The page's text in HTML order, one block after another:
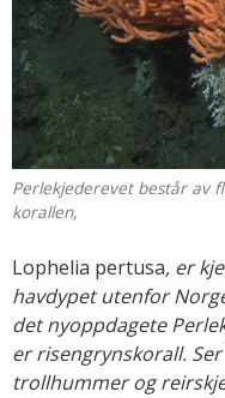
Perlekjederevet består av
korallen,
Lophelia pertusa, er
havdypet utenfor
det nyoppdagete
er risengrynskorall.
trollhummer og